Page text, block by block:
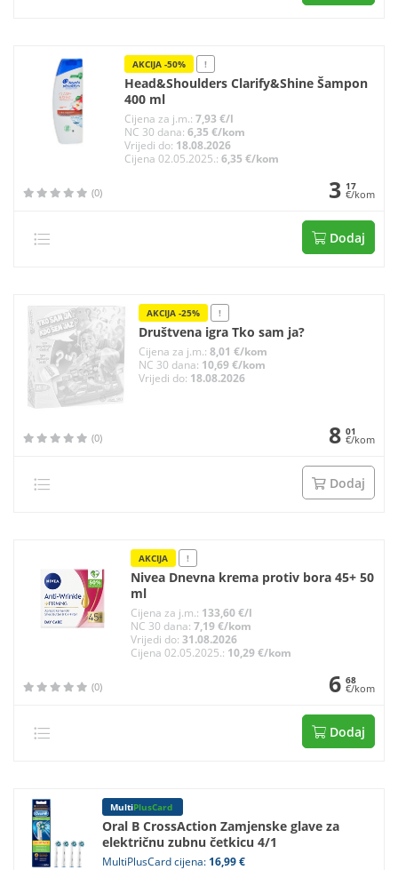
AKCIJA -50% !
Head&Shoulders Clarify&Shine Šampon
400 ml
Cijena za j.m.:7,93 €/l
NC 30 dana:6,35 €/kom
Vrijedi do: 18.08.2026
Cijena 02.05.2025.:6,35 €/kom
(0) 3 17
€/kom
Dodaj
AKCIJA -25% !
Društvena igra Tko sam ja?
Cijena za j.m.: 8,01 €/kom
NC 30 dana: 10,69 €/kom
Vrijedi do: 18.08.2026
(0) 8 01
€/kom
Dodaj
AKCIJA !
Nivea Dnevna krema protiv bora 45+ 50
ml
Cijena za j.m.: 133,60 €/l
NC 30 dana:7,19 €/kom
Vrijedi do:31.08.2026
Cijena 02.05.2025.: 10,29 €/kom
(0) 6 68
€/kom
Dodaj
MultiPlusCard
Oral B CrossAction Zamjenske glave za
električnu zubnu četkicu 4/1
MultiPlusCard cijena: 16,99 €